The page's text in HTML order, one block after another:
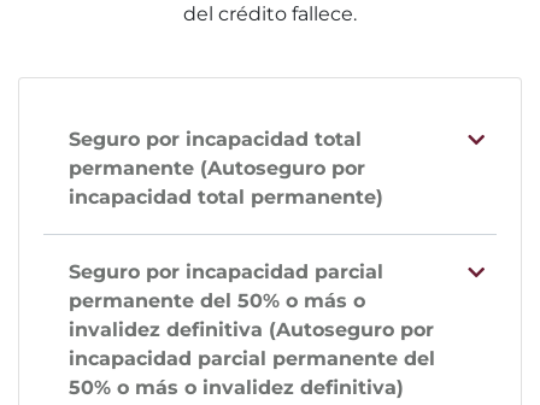
del crédito fallece.
Seguro por incapacidad total
permanente (Autoseguro por
incapacidad total permanente)
Seguro por incapacidad parcial
permanente del 50% o más o
invalidez definitiva (Autoseguro por
incapacidad parcial permanente del
50% o más o invalidez definitiva)